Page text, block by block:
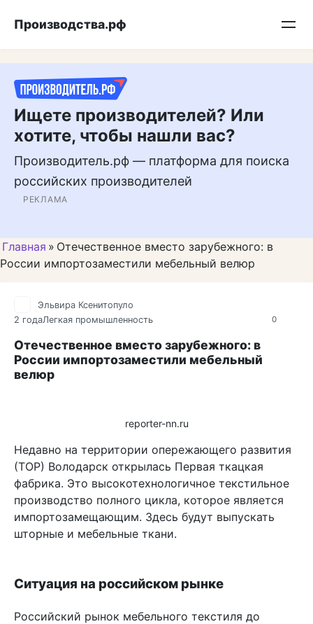
Подписывайтесь на нас в MAX
Производства.рф
Ищете производителей? Или
хотите, чтобы нашли вас?
Производитель.рф — платформа для поиска
российских производителей
РЕКЛАМА
Главная » Отечественное вместо зарубежного: в
России импортозаместили мебельный велюр
0
Эльвира Ксенитопуло
2 годаЛегкая промышленность
Отечественное вместо зарубежного: в
России импортозаместили мебельный
велюр
reporter-nn.ru
Недавно на территории опережающего развития
(ТОР) Володарск открылась Первая ткацкая
фабрика. Это высокотехнологичное текстильное
производство полного цикла, которое является
импортозамещающим. Здесь будут выпускать
шторные и мебельные ткани.
Ситуация на российском рынке
Российский рынок мебельного текстиля до